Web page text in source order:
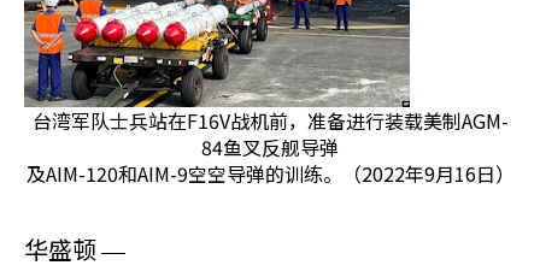
台湾军队士兵站在F16V战机前，准备进行装载美制AGM-
84鱼叉反舰导弹
及AIM-120和AIM-9空空导弹的训练。（2022年9月16日）
华盛顿 —